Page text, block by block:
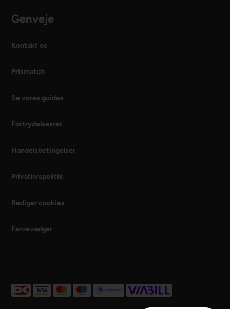
Genveje
Kontakt os
Prismatch
Se vores guides
Fortrydelsesret
Handelsbetingelser
Privatlivspolitik
Rediger cookies
Farvevælger